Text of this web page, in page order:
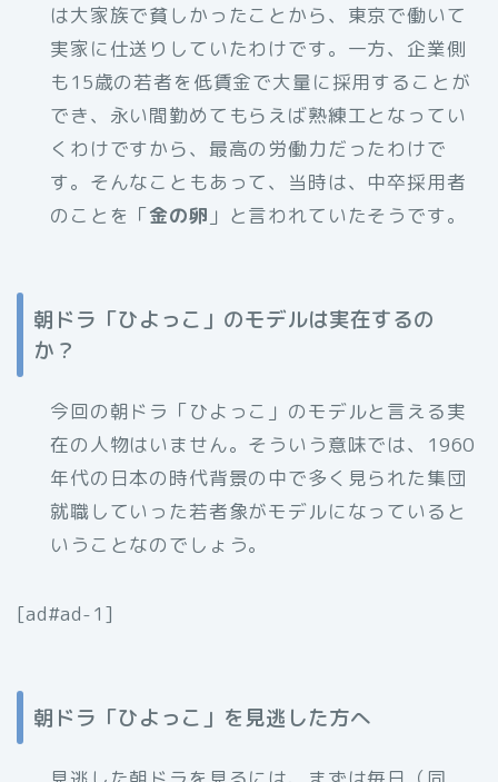
は大家族で貧しかったことから、東京で働いて
実家に仕送りしていたわけです。一方、企業側
も15歳の若者を低賃金で大量に採用することが
でき、永い間勤めてもらえば熟練工となってい
くわけですから、最高の労働力だったわけで
す。そんなこともあって、当時は、中卒採用者
のことを「金の卵 」と言われていたそうです。
朝ドラ「ひよっこ」のモデルは実在するの
か？
今回の朝ドラ「ひよっこ」のモデルと言える実
在の人物はいません。そういう意味では、1960
年代の日本の時代背景の中で多く見られた集団
就職していった若者象がモデルになっていると
いうことなのでしょう。
[ad#ad-1]
朝ドラ「ひよっこ」を見逃した方へ